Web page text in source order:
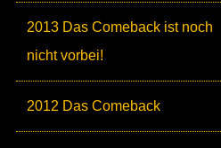
2013 Das Comeback ist noch
nicht vorbei!
2012 Das Comeback